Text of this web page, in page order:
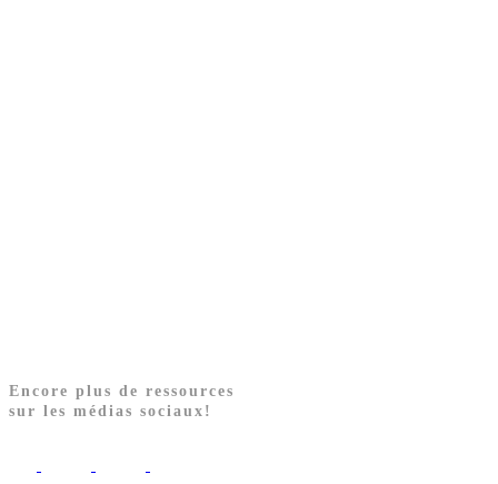
Encore plus de ressources
sur les médias sociaux!